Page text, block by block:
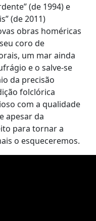
(de 1994) e
(de 2011)
obras homéricas
coro de
um mar ainda
e o salve-se
da precisão
folclórica
com a qualidade
apesar da
para tornar a
o esqueceremos.